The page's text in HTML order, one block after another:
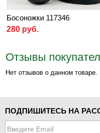
Босоножки 117346
280 руб.
Отзывы
Нет отзывов о данном товаре.
ПОДПИШИТЕСЬ НА